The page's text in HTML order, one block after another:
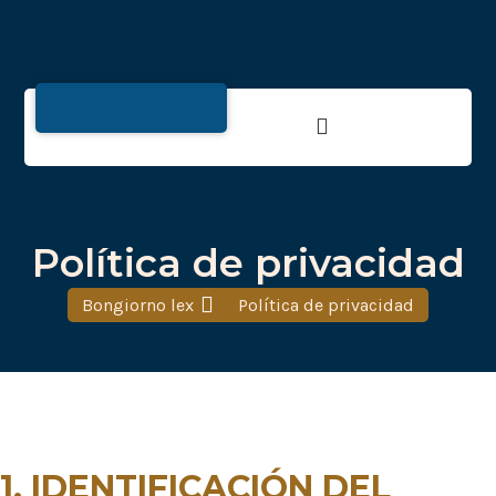
Política de privacidad
Bongiorno lex Política de privacidad
1. IDENTIFICACIÓN DEL